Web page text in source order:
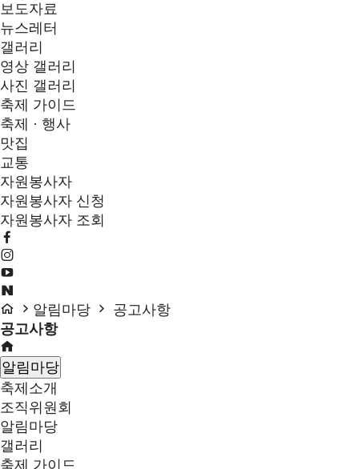
보도자료
뉴스레터
갤러리
영상 갤러리
사진 갤러리
축제 가이드
축제 · 행사
맛집
교통
자원봉사자
자원봉사자 신청
자원봉사자 조회
알림마당
공고사항
공고사항
알림마당
축제소개
조직위원회
알림마당
갤러리
축제 가이드